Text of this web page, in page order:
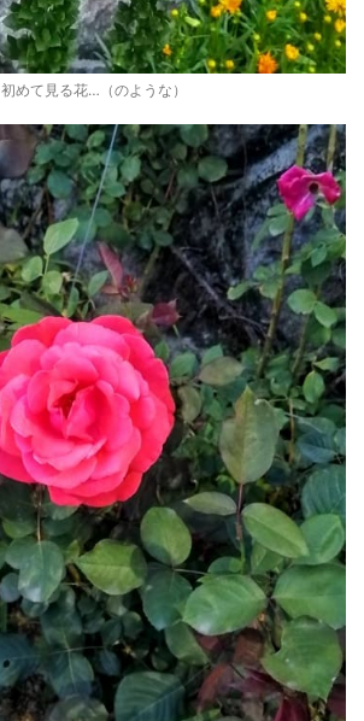
初めて見る花…（のような）